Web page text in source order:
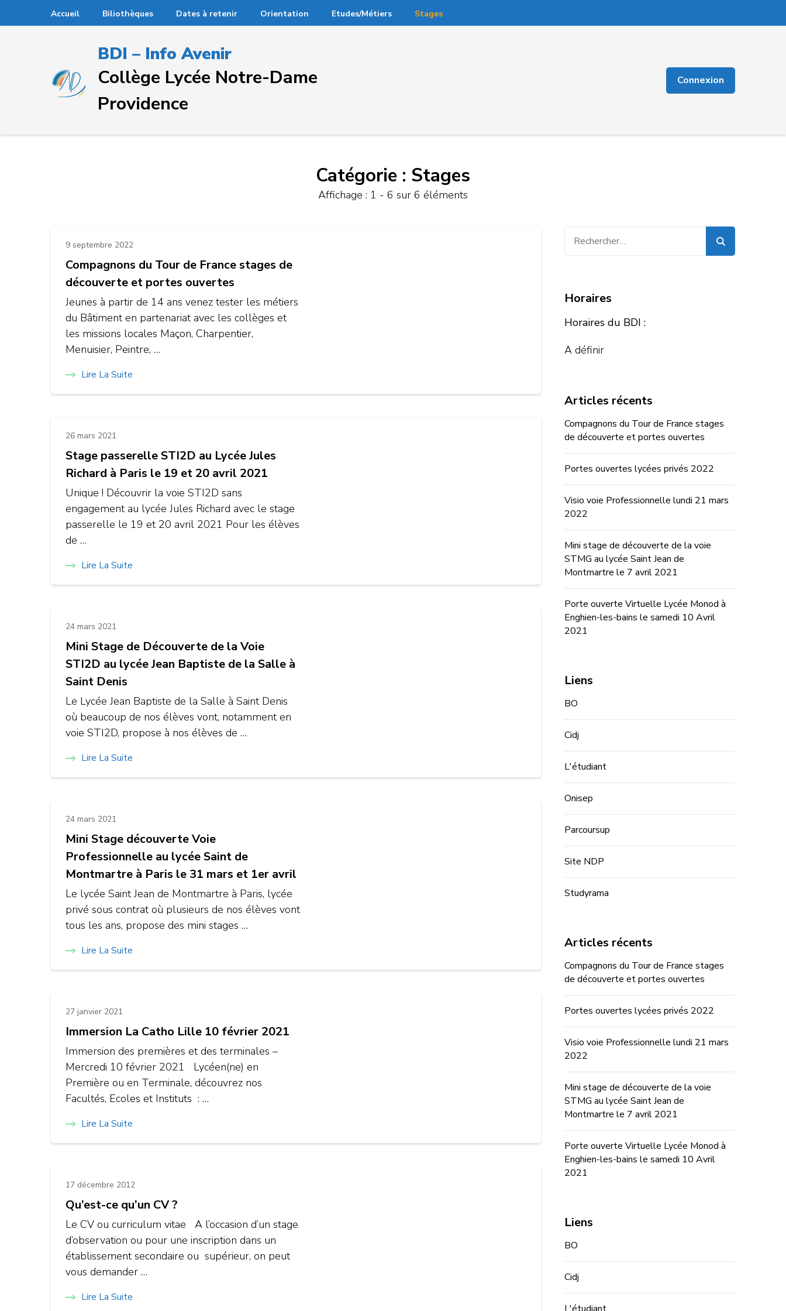
au
Accueil Biliothèques Dates à retenir Orientation Etudes/Métiers Stages
BDI – Info Avenir
Collège Lycée Notre-Dame
Providence
Connexion
Catégorie : Stages
Affichage : 1 - 6 sur 6 éléments
9 septembre 2022
Compagnons du Tour de France stages de
découverte et portes ouvertes
Jeunes à partir de 14 ans venez tester les métiers
du Bâtiment en partenariat avec les collèges et
les missions locales Maçon, Charpentier,
Menuisier, Peintre, …
Lire La Suite
26 mars 2021
Stage passerelle STI2D au Lycée Jules
Richard à Paris le 19 et 20 avril 2021
Unique ! Découvrir la voie STI2D sans
engagement au lycée Jules Richard avec le stage
passerelle le 19 et 20 avril 2021 Pour les élèves
de …
Lire La Suite
24 mars 2021
Mini Stage de Découverte de la Voie
STI2D au lycée Jean Baptiste de la Salle à
Saint Denis
Le Lycée Jean Baptiste de la Salle à Saint Denis
où beaucoup de nos élèves vont, notamment en
voie STI2D, propose à nos élèves de …
Lire La Suite
24 mars 2021
Mini Stage découverte Voie
Professionnelle au lycée Saint de
Montmartre à Paris le 31 mars et 1er avril
Le lycée Saint Jean de Montmartre à Paris, lycée
privé sous contrat où plusieurs de nos élèves vont
tous les ans, propose des mini stages …
Lire La Suite
27 janvier 2021
Immersion La Catho Lille 10 février 2021
Immersion des premières et des terminales –
Mercredi 10 février 2021 Lycéen(ne) en
Première ou en Terminale, découvrez nos
Facultés, Ecoles et Instituts : …
Lire La Suite
17 décembre 2012
Qu’est-ce qu’un CV ?
Le CV ou curriculum vitae A l’occasion d’un stage
d’observation ou pour une inscription dans un
établissement secondaire ou supérieur, on peut
vous demander …
Lire La Suite
Horaires
Horaires du BDI :
A définir
Articles récents
Compagnons du Tour de France stages
de découverte et portes ouvertes
Portes ouvertes lycées privés 2022
Visio voie Professionnelle lundi 21 mars
2022
Mini stage de découverte de la voie
STMG au lycée Saint Jean de
Montmartre le 7 avril 2021
Porte ouverte Virtuelle Lycée Monod à
Enghien-les-bains le samedi 10 Avril
2021
Liens
BO
Cidj
L'étudiant
Onisep
Parcoursup
Site NDP
Studyrama
Articles récents
Compagnons du Tour de France stages
de découverte et portes ouvertes
Portes ouvertes lycées privés 2022
Visio voie Professionnelle lundi 21 mars
2022
Mini stage de découverte de la voie
STMG au lycée Saint Jean de
Montmartre le 7 avril 2021
Porte ouverte Virtuelle Lycée Monod à
Enghien-les-bains le samedi 10 Avril
2021
Liens
BO
Cidj